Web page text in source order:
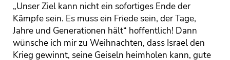
„Unser Ziel kann nicht ein sofortiges Ende der
Kämpfe sein. Es muss ein Friede sein, der Tage,
Jahre und Generationen hält“ hoffentlich! Dann
wünsche ich mir zu Weihnachten, dass Israel den
Krieg gewinnt, seine Geiseln heimholen kann, gute